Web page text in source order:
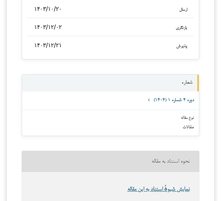
ارسال ۱۴۰۳/۱۰/۲۰
بازنگری ۱۴۰۳/۱۲/۰۲
پذیرش ۱۴۰۳/۱۲/۲۱
شماره
دوره ۴ شماره ۱ (۱۴۰۴)
نوع مقاله
مقالات
نحوه استناد به مقاله
نمایش شیوهٔ استناد به این مقاله